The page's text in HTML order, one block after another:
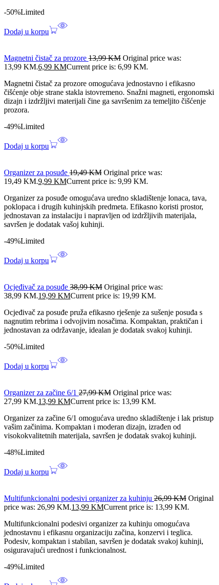
-50%Limited
Dodaj u korpu
Magnetni čistač za prozore 13,99KM Original price was:
13,99 KM.6,99 KMCurrent price is: 6,99 KM.
Magnetni čistač za prozore omogućava jednostavno i efikasno
čišćenje obje strane stakla istovremeno. Snažni magneti, ergonomski
dizajn i izdržljivi materijali čine ga savršenim za temeljito čišćenje
prozora.
-49%Limited
Dodaj u korpu
Organizer za posuđe 19,49KM Original price was:
19,49 KM.9,99 KMCurrent price is: 9,99 KM.
Organizer za posuđe omogućava uredno skladištenje lonaca, tava,
poklopaca i drugih kuhinjskih predmeta. Efikasno koristi prostor,
jednostavan za instalaciju i napravljen od izdržljivih materijala,
savršen je dodatak vašoj kuhinji.
-49%Limited
Dodaj u korpu
Ocjeđivač za posuđe 38,99KM Original price was:
38,99 KM.19,99 KMCurrent price is: 19,99 KM.
Ocjeđivač za posuđe pruža efikasno rješenje za sušenje posuđa s
nagnutim rebrima i odvojivim nosačima. Kompaktan, praktičan i
jednostavan za održavanje, idealan je dodatak svakoj kuhinji.
-50%Limited
Dodaj u korpu
Organizer za začine 6/1 27,99KM Original price was:
27,99 KM.13,99 KMCurrent price is: 13,99 KM.
Organizer za začine 6/1 omogućava uredno skladištenje i lak pristup
vašim začinima. Kompaktan i moderan dizajn, izrađen od
visokokvalitetnih materijala, savršen je dodatak svakoj kuhinji.
-48%Limited
Dodaj u korpu
Multifunkcionalni podesivi organizer za kuhinju 26,99KM Original
price was: 26,99 KM.13,99 KMCurrent price is: 13,99 KM.
Multifunkcionalni podesivi organizer za kuhinju omogućava
jednostavnu i efikasnu organizaciju začina, konzervi i teglica.
Podesiv, kompaktan i stabilan, savršen je dodatak svakoj kuhinji,
osiguravajući urednost i funkcionalnost.
-49%Limited